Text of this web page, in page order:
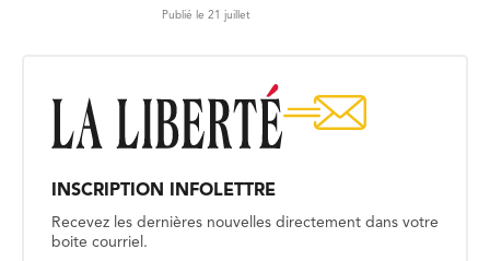
Publié le 21 juillet
INSCRIPTION INFOLETTRE
Recevez les dernières nouvelles directement dans votre
boite courriel.